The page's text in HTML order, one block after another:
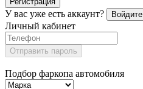
У вас уже есть аккаунт? Войдите
Личный кабинет
Отправить пароль
Подбор фаркопа автомобиля